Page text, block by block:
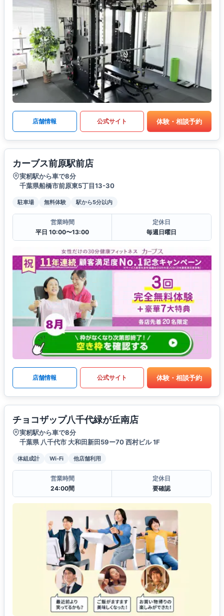
店舗情報 公式サイト 体験・相談予約
カーブス前原駅前店
実籾駅から車で8分
千葉県船橋市前原東5丁目13-30
駐車場 無料体験 駅から5分以内
営業時間
平日 10:00〜13:00
定休日
毎週日曜日
店舗情報 公式サイト 体験・相談予約
チョコザップ八千代緑が丘南店
実籾駅から車で8分
千葉県 八千代市 大和田新田59ー70 西村ビル 1F
体組成計 Wi-Fi 他店舗利用
営業時間
24:00間
定休日
要確認